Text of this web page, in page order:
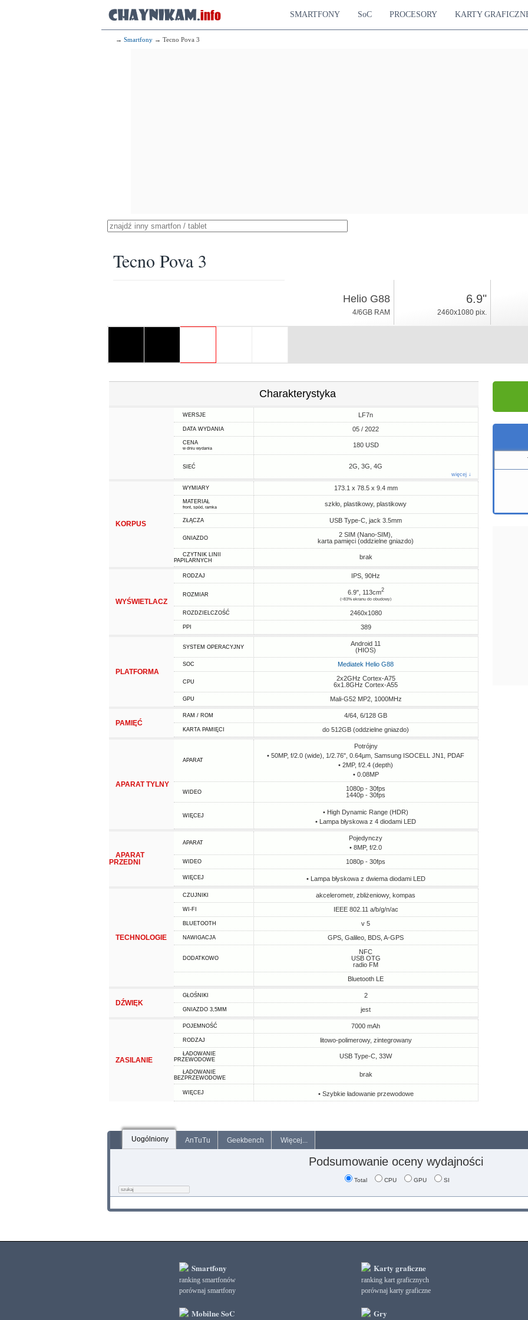
SMARTFONY SoC PROCESORY KARTY
→ Smartfony → Tecno Pova 3
Tecno Pova 3
Android 11, HIOSHelio G88
4/6GB RAM
6.9"
2460x1080 pix.
Charakterystyka
WERSJE LF7n
DATA WYDANIA 05 / 2022
CENA
w dniu wydania 180 USD
SIEĆ 2G, 3G, 4G
więcej ↓
KORPUS
WYMIARY 173.1 x 78.5 x 9.4 mm
MATERIAŁ
front, spód, ramka szkło, plastikowy, plastikowy
ZŁĄCZA USB Type-C, jack 3.5mm
GNIAZDO
2 SIM (Nano-SIM),
karta pamięci (oddzielne gniazdo)
CZYTNIK LINII
PAPILARNYCH
brak
WYŚWIETLACZ
RODZAJ IPS, 90Hz
ROZMIAR 6.9", 113cm2
(~83% ekranu do obudowy)
ROZDZIELCZOŚĆ 2460x1080
PPI 389
PLATFORMA
SYSTEM OPERACYJNY
Android 11
(HIOS)
SOC Mediatek Helio G88
CPU
2x2GHz Cortex-A75
6x1.8GHz Cortex-A55
GPU Mali-G52 MP2, 1000MHz
PAMIĘĆ
RAM / ROM 4/64, 6/128 GB
KARTA PAMIĘCI do 512GB (oddzielne gniazdo)
APARAT TYLNY
APARAT
Potrójny
• 50MP, f/2.0 (wide), 1/2.76", 0.64µm, Samsung ISOCELL JN1, PDAF
• 2MP, f/2.4 (depth)
• 0.08MP
WIDEO
1080p - 30fps
1440p - 30fps
WIĘCEJ
• High Dynamic Range (HDR)
• Lampa błyskowa z 4 diodami LED
APARAT
PRZEDNI
APARAT
Pojedynczy
• 8MP, f/2.0
WIDEO 1080p - 30fps
WIĘCEJ • Lampa błyskowa z dwiema diodami LED
TECHNOLOGIE
CZUJNIKI akcelerometr, zbliżeniowy, kompas
WI-FI IEEE 802.11 a/b/g/n/ac
BLUETOOTH v 5
NAWIGACJA GPS, Galileo, BDS, A-GPS
DODATKOWO
NFC
USB OTG
radio FM
Bluetooth LE
DŹWIĘK
GŁOŚNIKI 2
GNIAZDO 3,5MM jest
ZASILANIE
POJEMNOŚĆ 7000 mAh
RODZAJ litowo-polimerowy, zintegrowany
ŁADOWANIE
PRZEWODOWE
USB Type-C, 33W
ŁADOWANIE
BEZPRZEWODOWE
brak
WIĘCEJ • Szybkie ładowanie przewodowe
Uogólniony AnTuTu Geekbench Więcej...
Podsumowanie oceny wydajności
Total CPU GPU SI
Smartfony
ranking smartfonów
porównaj smartfony
Mobilne SoC
Karty graficzne
ranking kart graficznych
porównaj karty graficzne
Gry